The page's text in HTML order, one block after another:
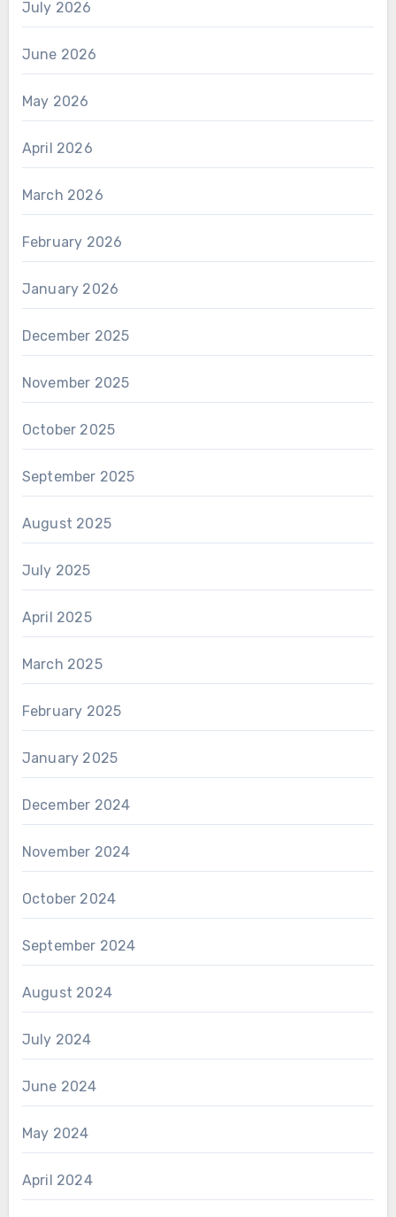
July 2026
June 2026
May 2026
April 2026
March 2026
February 2026
January 2026
December 2025
November 2025
October 2025
September 2025
August 2025
July 2025
April 2025
March 2025
February 2025
January 2025
December 2024
November 2024
October 2024
September 2024
August 2024
July 2024
June 2024
May 2024
April 2024